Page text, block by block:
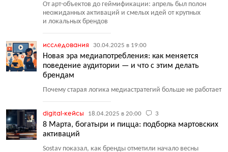
От арт-объектов до геймификации: апрель был полон
неожиданных активаций и смелых идей от крупных
и локальных брендов
исследования 30.04.2025 в 19:00
Новая эра медиапотребления: как меняется
поведение аудитории — и что с этим делать
брендам
Почему старая логика медиастратегий больше не работает
digital-кейсы 18.04.2025 в 20:00 3
8 Марта, богатыри и пицца: подборка мартовских
активаций
Sostav показал, как бренды отметили начало весны